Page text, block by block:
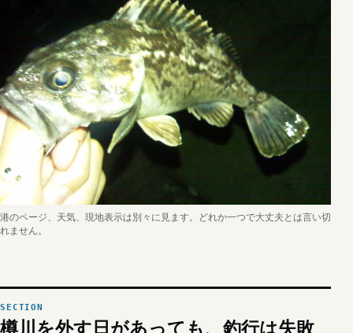
港のページ、天気、現地表示は別々に見ます。どれか一つで大丈夫とは言い切
れません。
樽川を外す日があっても、釣行は失敗